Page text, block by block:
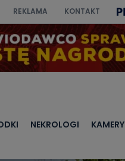
REKLAMA KONTAKT
NEKROLOGI KAMERY